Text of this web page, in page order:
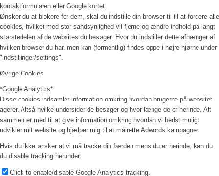
kontaktformularen eller Google kortet.
Ønsker du at blokere for dem, skal du indstille din browser til til at forcere alle
cookies, hvilket med stor sandsynlighed vil fjerne og ændre indhold på langt
størstedelen af de websites du besøger. Hvor du indstiller dette afhænger af
hvilken browser du har, men kan (formentlig) findes oppe i højre hjørne under
"indstillinger/settings".
Øvrige Cookies
*Google Analytics*
Disse cookies indsamler information omkring hvordan brugerne på websitet
agerer. Altså hvilke undersider de besøger og hvor længe de er herinde. Alt
sammen er med til at give information omkring hvordan vi bedst muligt
udvikler mit website og hjælper mig til at målrette Adwords kampagner.
Hvis du ikke ønsker at vi må tracke din færden mens du er herinde, kan du
du disable tracking herunder:
Click to enable/disable Google Analytics tracking.